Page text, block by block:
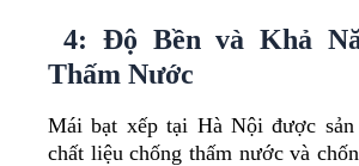
4: Độ Bền và Khả
Thấm Nước
Mái bạt xếp tại Hà Nội được sản
chất liệu chống thấm nước và